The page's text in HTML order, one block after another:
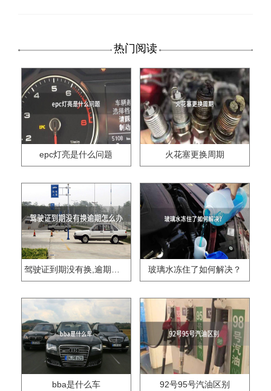
热门阅读
epc灯亮是什么问题 火花塞更换周期
驾驶证到期没有换,逾期怎么办?? 玻璃水冻住了如何解决？
bba是什么车 92号95号汽油区别